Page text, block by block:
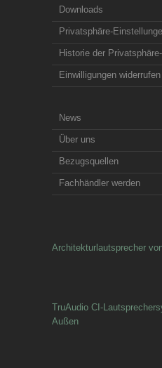
Downloads
Privatsphäre-
Historie der
Einwilligungen widerrufen
News
Über uns
Bezugsquellen
Fachhändler werden
Architekturlautsprecher
TruAudio CI-
Außen